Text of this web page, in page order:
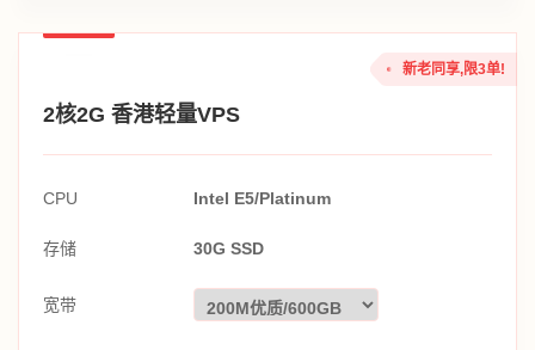
新老同享,限3单!
2核2G 香港轻量VPS
CPU Intel E5/Platinum
存储 30G SSD
宽带